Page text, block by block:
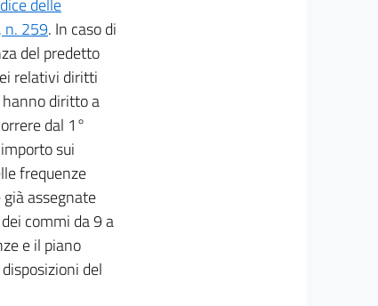
delle
n. 259. In caso di
del predetto
relativi diritti
diritto a
dal 1°
sui
frequenze
assegnate
commi da 9 a
e il piano
del